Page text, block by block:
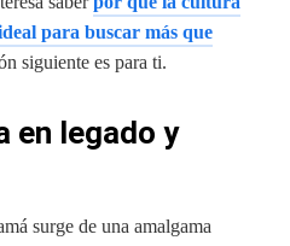
para buscar más que
siguiente es para ti.
en legado y
surge de una amalgama